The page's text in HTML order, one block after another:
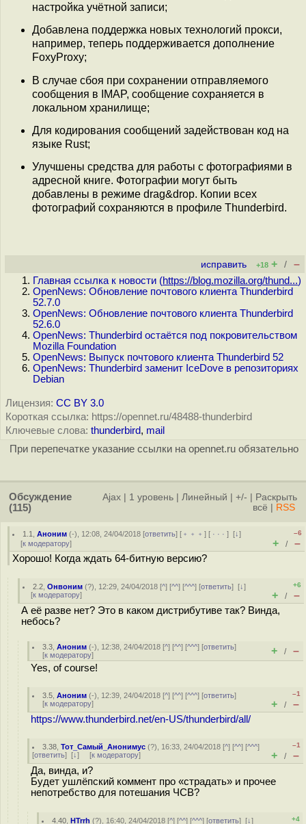
настройка учётной записи;
Добавлена поддержка новых технологий прокси,
например, теперь поддерживается дополнение
FoxyProxy;
В случае сбоя при сохранении отправляемого
сообщения в IMAP, сообщение сохраняется в
локальном хранилище;
Для кодирования сообщений задействован код на
языке Rust;
Улучшены средства для работы с фотографиями в
адресной книге. Фотографии могут быть
добавлены в режиме drag&drop. Копии всех
фотографий сохраняются в профиле Thunderbird.
исправить +18 + / –
Главная ссылка к новости (https://blog.mozilla.org/thund...)
OpenNews: Обновление почтового клиента Thunderbird
52.7.0
OpenNews: Обновление почтового клиента Thunderbird
52.6.0
OpenNews: Thunderbird остаётся под покровительством
Mozilla Foundation
OpenNews: Выпуск почтового клиента Thunderbird 52
OpenNews: Thunderbird заменит IceDove в репозиториях
Debian
Лицензия: CC BY 3.0
Короткая ссылка: https://opennet.ru/48488-thunderbird
Ключевые слова: thunderbird, mail
При перепечатке указание ссылки на opennet.ru обязательно
Обсуждение
(115)
Ajax 1 уровень Линейный +/-
Раскрыть
всё
RSS
1.1 ,Аноним (-), 12:08, 24/04/2018 [ответить] [ ﹢﹢﹢] [ · · ·][↓]
[к модератору]
–6
+ / –
Хорошо! Когда ждать 64-битную версию?
2.2 ,Онвоним (?), 12:29, 24/04/2018 [^] [^^] [^^^] [ответить][↓]
[к модератору]
+6
+ / –
А её разве нет? Это в каком дистрибутиве так? Винда,
небось?
3.3 ,Аноним (-), 12:38, 24/04/2018 [^] [^^] [^^^] [ответить]
[к модератору] + / –
Yes, of course!
3.5 ,Аноним (-), 12:39, 24/04/2018 [^] [^^] [^^^] [ответить]
[к модератору]
–1
+ / –
https://www.thunderbird.net/en-US/thunderbird/all/
3.38 ,Тот_Самый_Анонимус (?), 16:33, 24/04/2018 [^] [^^] [^^^]
[ответить] [↓] [к модератору]
–1
+ / –
Да, винда, и?
Будет ушлёпский коммент про «страдать» и прочее
непотребство для потешания ЧСВ?
4.40 ,HTrrh (?), 16:40, 24/04/2018 [^] [^^] [^^^] [ответить][↓] +4